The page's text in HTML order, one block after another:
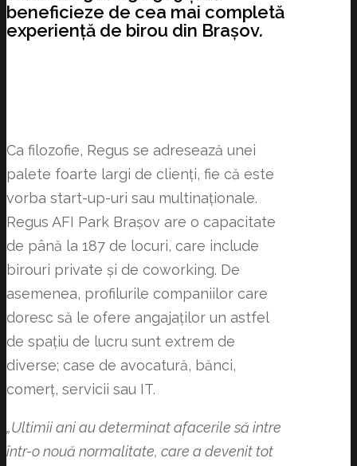
beneficieze de cea mai completă
experiență de birou din Brașov.
Ca filozofie, Regus se adresează unei
palete foarte largi de clienți, fie că este
vorba start-up-uri sau multinaționale.
Regus AFI Park Brașov are o capacitate
de până la 187 de locuri, care include
birouri private și de coworking. De
asemenea, profilurile companiilor care
doresc să le ofere angajaților un astfel
de spațiu de lucru sunt extrem de
diverse; case de avocatură, bănci,
comerț, servicii sau IT.
„Ultimii ani au determinat afacerile să intre
într-o nouă normalitate, care a devenit tot